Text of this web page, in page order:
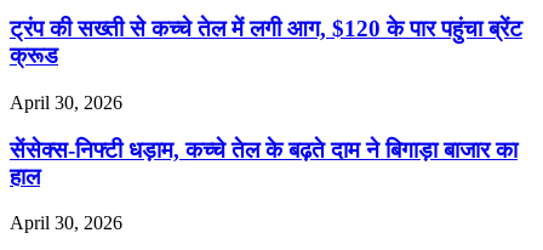
ट्रंप की सख्ती से कच्चे तेल में लगी आग, $120 के पार पहुंचा ब्रेंट
क्रूड
April 30, 2026
सेंसेक्स-निफ्टी धड़ाम, कच्चे तेल के बढ़ते दाम ने बिगाड़ा बाजार का
हाल
April 30, 2026